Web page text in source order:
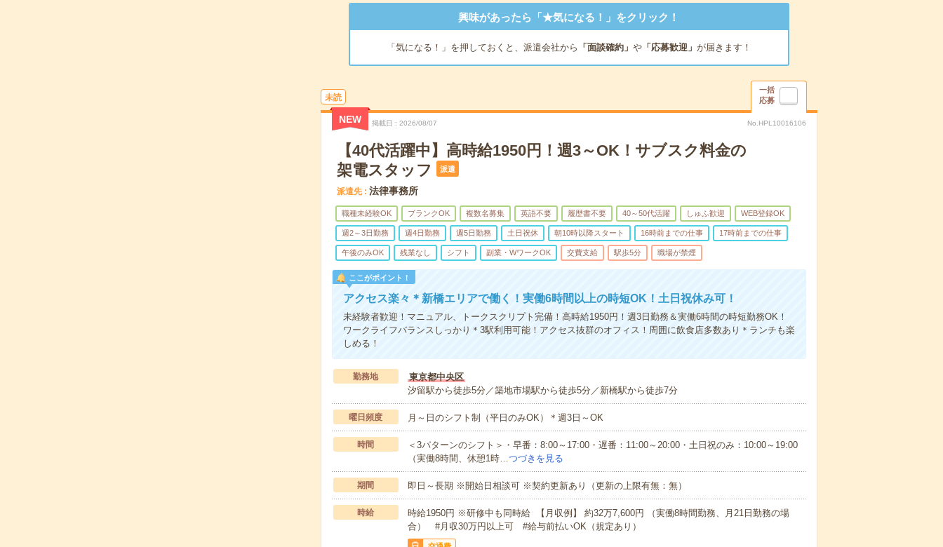
興味があったら「★気になる！」をクリック！
「気になる！」を押しておくと、派遣会社から 「面談確約」 や「応募歓迎」 が届きます！
未読
一括
応募
NEW 掲載日 2026/08/07 No.HPL10016106
【40代活躍中】高時給1950円！週3～OK！サブスク料金の
架電スタッフ
派遣
派遣先 法律事務所
職種未経験OK ブランクOK 複数名募集 英語不要 履歴書不要 40～50代活躍 しゅふ歓迎 WEB登録OK
週2～3日勤務 週4日勤務 週5日勤務 土日祝休 朝10時以降スタート 16時前までの仕事 17時前までの仕事
午後のみOK 残業なし シフト 副業・WワークOK 交費支給 駅歩5分 職場が禁煙
ここがポイント！
アクセス楽々＊新橋エリアで働く！実働6時間以上の時短OK！土日祝休み可！
未経験者歓迎！マニュアル、トークスクリプト完備！高時給1950円！週3日勤務＆実働6時間の時短勤務OK！
ワークライフバランスしっかり＊3駅利用可能！アクセス抜群のオフィス！周囲に飲食店多数あり＊ランチも楽
しめる！
勤務地
東京都中央区
汐留駅から徒歩5分／築地市場駅から徒歩5分／新橋駅から徒歩7分
曜日頻度 月～日のシフト制（平日のみOK）＊週3日～OK
時間
＜3パターンのシフト＞・早番：8:00～17:00・遅番：11:00～20:00・土日祝のみ：10:00～19:00
（実働8時間、休憩1時… つづきを見る
期間 即日～長期 ※開始日相談可 ※契約更新あり（更新の上限有無：無）
時給
時給1950円 ※研修中も同時給 【月収例】 約32万7,600円 （実働8時間勤務、月21日勤務の場
合） #月収30万円以上可 #給与前払いOK（規定あり）